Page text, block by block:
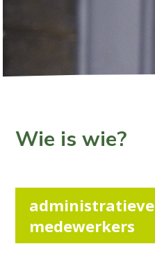
Wie is wie?
administratieve
medewerkers